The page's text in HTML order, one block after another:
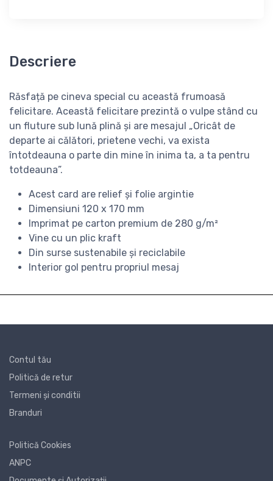
Descriere
Răsfață pe cineva special cu această frumoasă
felicitare. Această felicitare prezintă o vulpe stând cu
un fluture sub lună plină și are mesajul „Oricât de
departe ai călători, prietene vechi, va exista
întotdeauna o parte din mine în inima ta, a ta pentru
totdeauna”.
Acest card are relief și folie argintie
Dimensiuni 120 x 170 mm
Imprimat pe carton premium de 280 g/m²
Vine cu un plic kraft
Din surse sustenabile și reciclabile
Interior gol pentru propriul mesaj
Contul tău
Politică de retur
Termeni și conditii
Branduri
Politică Cookies
ANPC